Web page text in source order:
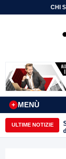
CHI
MENÙ
+
ULTIME NOTIZIE